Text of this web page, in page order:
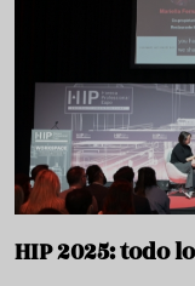
HIP 2025: todo